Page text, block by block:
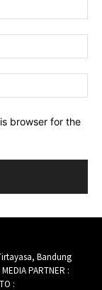
browser for the
Bandung
PARTNER :
: